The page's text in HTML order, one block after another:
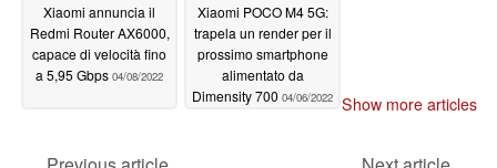
Xiaomi annuncia il
Redmi Router AX6000,
capace di velocità fino
a 5,95 Gbps 04/08/2022
Xiaomi POCO M4 5G:
trapela un render per il
prossimo smartphone
alimentato da
Dimensity 700 04/06/2022 Show more articles